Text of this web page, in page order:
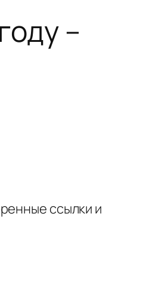
–
ссылки и